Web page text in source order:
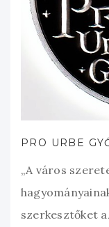
PRO URBE
„A város
szerkesztőket